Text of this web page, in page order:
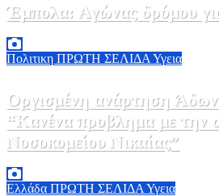
Έμπολα: Αγώνας δρόμου
Πολιτικη ΠΡΩΤΗ ΣΕΛΙΔΑ Υγεια
Οργισμένη ανάρτηση
“Κανένα προβλημα με την
Νοσοκομείου Νικαίας”
Ελλάδα ΠΡΩΤΗ ΣΕΛΙΔΑ Υγεια